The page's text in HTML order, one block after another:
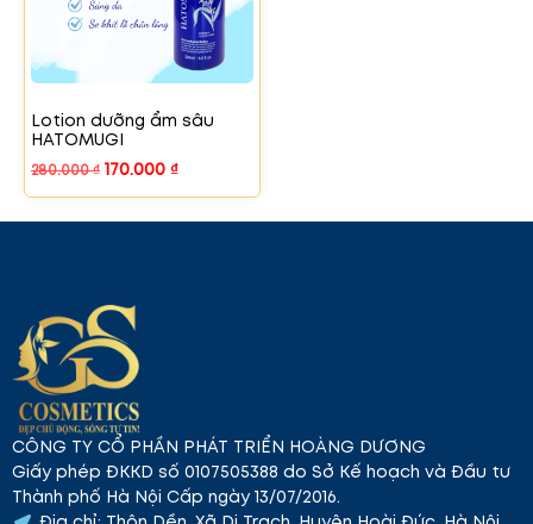
Lotion dưỡng ẩm sâu
HATOMUGI
280.000₫ 170.000 ₫
CÔNG TY CỔ PHẦN PHÁT TRIỂN HOÀNG DƯƠNG
Giấy phép ĐKKD số 0107505388 do Sở Kế hoạch và Đầu tư
Thành phố Hà Nội Cấp ngày 13/07/2016.